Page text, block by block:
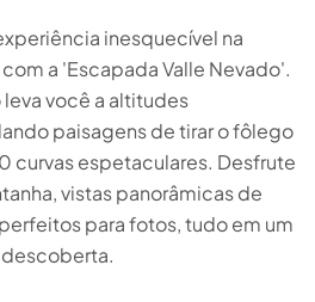
inesquecível na
a 'Escapada Valle Nevado'.
você a altitudes
paisagens de tirar o fôlego
curvas espetaculares. Desfrute
vistas panorâmicas de
para fotos, tudo em um
descoberta.